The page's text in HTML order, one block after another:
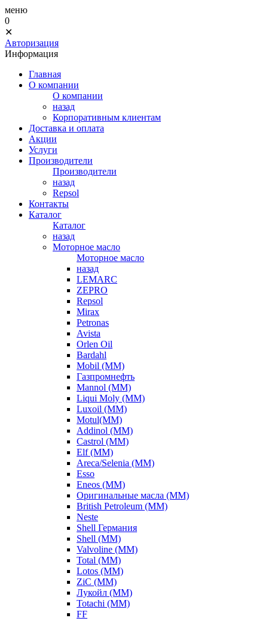
меню
0
✕
Авторизация
Информация
Главная
О компании
О компании
назад
Корпоративным клиентам
Доставка и оплата
Акции
Услуги
Производители
Производители
назад
Repsol
Контакты
Каталог
Каталог
назад
Моторное масло
Моторное масло
назад
LEMARC
ZEPRO
Repsol
Mirax
Petronas
Avista
Orlen Oil
Bardahl
Mobil (ММ)
Газпромнефть
Mannol (ММ)
Liqui Moly (ММ)
Luxoil (ММ)
Motul(ММ)
Addinol (ММ)
Castrol (ММ)
Elf (ММ)
Areca/Selenia (ММ)
Esso
Eneos (ММ)
Оригинальные масла (ММ)
British Petroleum (ММ)
Neste
Shell Германия
Shell (ММ)
Valvoline (ММ)
Total (ММ)
Lotos (ММ)
ZiC (ММ)
Лукойл (ММ)
Totachi (MM)
FF